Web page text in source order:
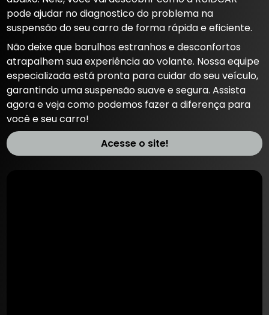
pode ajudar no diagnostico do problema na
suspensão do seu carro de forma rápida e eficiente.
Não deixe que barulhos estranhos e desconfortos
atrapalhem sua experiência ao volante. Nossa equipe
especializada está pronta para cuidar do seu veículo,
garantindo uma suspensão suave e segura. Assista
agora e veja como podemos fazer a diferença para
você e seu carro!
Acesse o site!